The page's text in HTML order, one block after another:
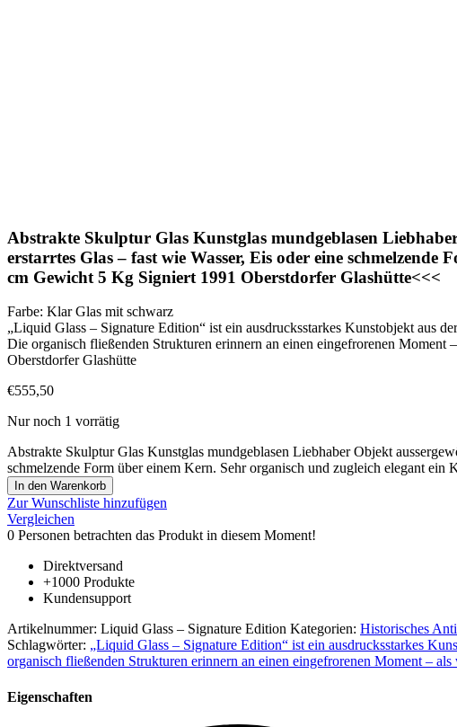
Abstrakte Skulptur Glas Kunstglas mundgeblasen
erstarrtes Glas – fast wie Wasser, Eis oder eine
cm Gewicht 5 Kg Signiert 1991 Oberstdorfer Glashütte<<<
Farbe: Klar Glas mit schwarz
„Liquid Glass – Signature Edition“ ist ein ausdrucksstarkes Kunstobjekt aus
Die organisch fließenden Strukturen erinnern an einen eingefrorenen Moment
Oberstdorfer Glashütte
€555,50
Nur noch 1 vorrätig
Abstrakte Skulptur Glas Kunstglas mundgeblasen Liebhaber Objekt
schmelzende Form über einem Kern. Sehr organisch und zugleich elegant
In den Warenkorb
Zur Wunschliste hinzufügen
Vergleichen
0 Personen betrachten das Produkt in diesem Moment!
Direktversand
+1000 Produkte
Kundensupport
Artikelnummer: Liquid Glass – Signature Edition Kategorien: Historisches
Schlagwörter: „Liquid Glass – Signature Edition“ ist ein ausdrucksstarkes
organisch fließenden Strukturen erinnern an einen eingefrorenen Moment – als
Eigenschaften